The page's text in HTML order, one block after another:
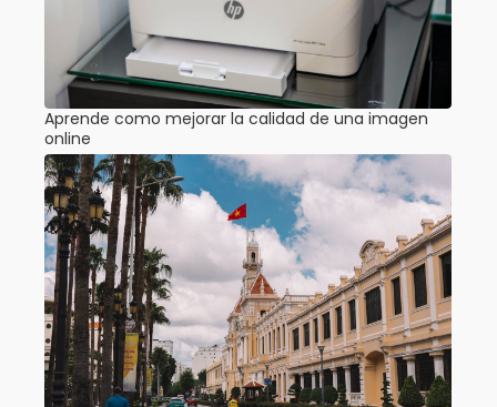
Aprende como mejorar la calidad de una imagen
online